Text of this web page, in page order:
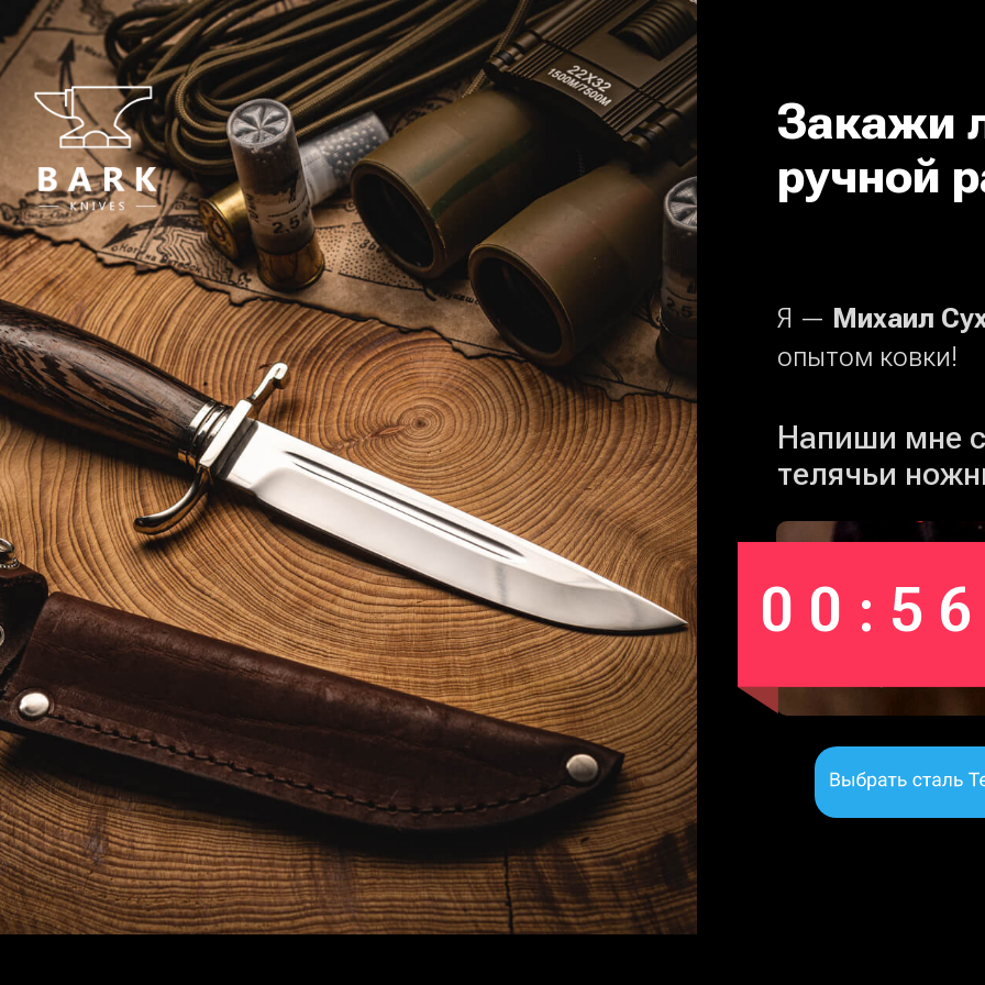
Напиши мне
телячьи
Я — Михаил
опытом ковки!
Закажи
ручной